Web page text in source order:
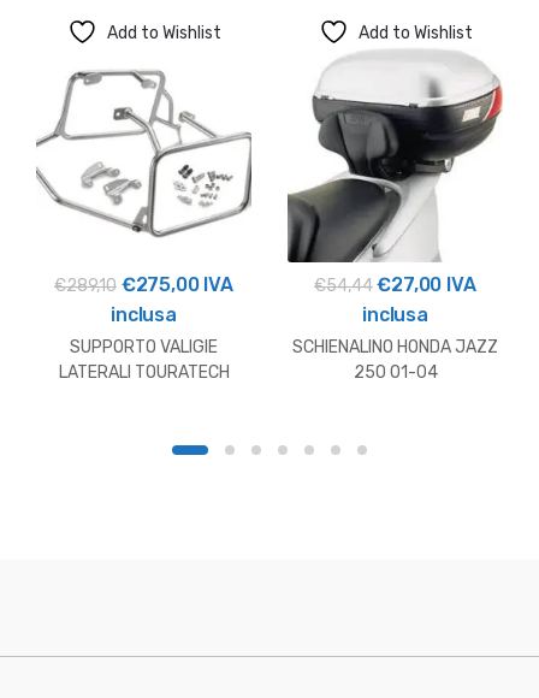
Add to Wishlist
€289,10 Il
prezzo
originale
era:
€275,00Il
attuale
è:
IVA
inclusa
SUPPORTO VALIGIE
LATERALI TOURATECH
Add to Wishlist
€54,44 Il
prezzo
originale
era:
€27,00Il
attuale
IVA
inclusa
SCHIENALINO HONDA JAZZ
250 01-04